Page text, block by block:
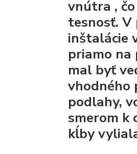
vnútra ,
tesnosť. V
inštalácie
priamo na
mal byť
vhodného
podlahy,
smerom k
kĺby